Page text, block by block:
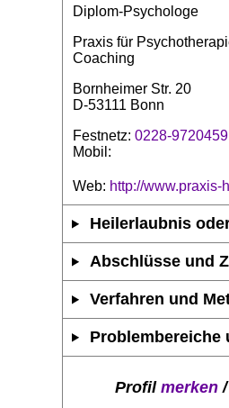
Diplom-Psychologe
Praxis für
Coaching
Bornheimer Str. 20
D-53111 Bonn
Festnetz: 0228-9720459
Mobil:
Web: http://www.praxis-
Heilerlaubnis
Abschlüsse und
Verfahren und
Problembereiche
Profil merken/